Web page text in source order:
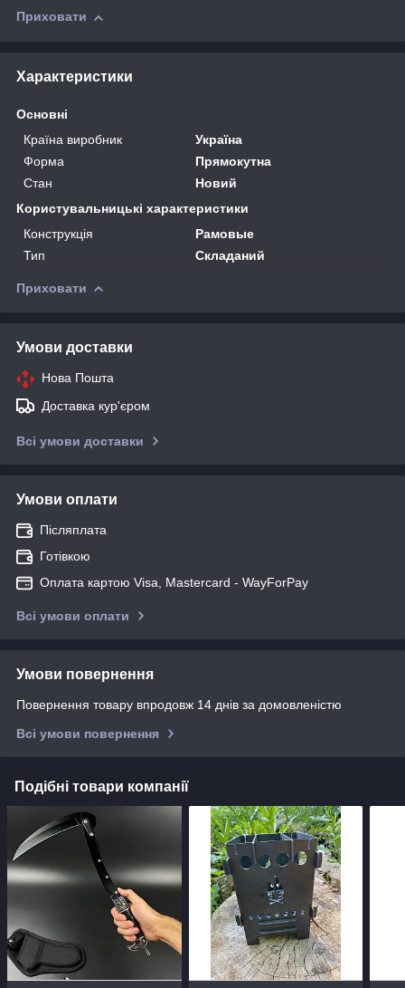
Приховати
Характеристики
Основні
Країна виробник
Україна
Форма
Прямокутна
Стан
Новий
Користувальницькі характеристики
Конструкція
Рамовые
Тип
Складаний
Приховати
Умови доставки
Нова Пошта
Доставка кур'єром
Всі умови доставки
Умови оплати
Післяплата
Готівкою
Оплата картою Visa, Mastercard - WayForPay
Всі умови оплати
Умови повернення
Повернення товару впродовж 14 днів за домовленістю
Всі умови повернення
Подібні товари компанії